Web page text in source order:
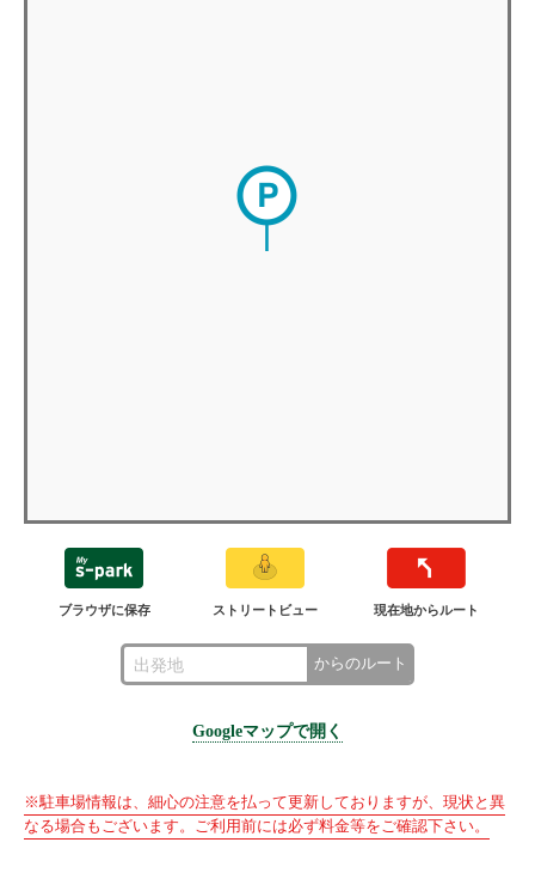
ブラウザに保存 ストリートビュー 現在地からルート
からのルート
Googleマップで開く
※駐車場情報は、細心の注意を払って更新しておりますが、現状と異
なる場合もございます。ご利用前には必ず料金等をご確認下さい。